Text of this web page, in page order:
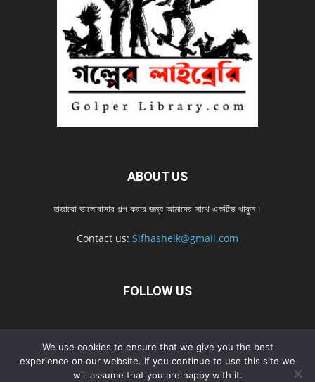
ABOUT US
হাজারো ভালোবাসার গল্প করার জন্য আমাদের সাথে একটিভ থাকুন।
Contact us: Sifhasheik@gmail.com
FOLLOW US
Home Contact us Privacy Policy শ্রেনী
শ্রেনী – mobile
Home – mobile
নতুন সব গল্প নতুন সব গল্প – mobile
নতুন সব গল্প 2022
নতুন সব গল্প 2022 – mobile
We use cookies to ensure that we give you the best
experience on our website. If you continue to use this site we
will assume that you are happy with it.